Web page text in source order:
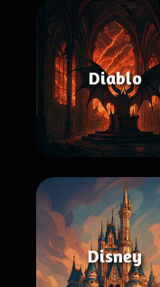
Diablo
Disney